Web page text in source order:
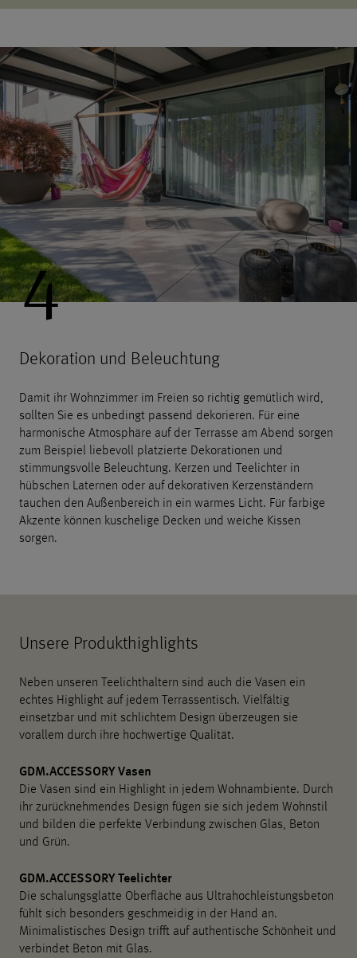
4
Dekoration und Beleuchtung
Damit ihr Wohnzimmer im Freien so richtig gemütlich wird,
sollten Sie es unbedingt passend dekorieren. Für eine
harmonische Atmosphäre auf der Terrasse am Abend sorgen
zum Beispiel liebevoll platzierte Dekorationen und
stimmungsvolle Beleuchtung. Kerzen und Teelichter in
hübschen Laternen oder auf dekorativen Kerzenständern
tauchen den Außenbereich in ein warmes Licht. Für farbige
Akzente können kuschelige Decken und weiche Kissen
sorgen.
Unsere Produkthighlights
Neben unseren Teelichthaltern sind auch die Vasen ein
echtes Highlight auf jedem Terrassentisch. Vielfältig
einsetzbar und mit schlichtem Design überzeugen sie
vorallem durch ihre hochwertige Qualität.
GDM.ACCESSORY Vasen
Die Vasen sind ein Highlight in jedem Wohnambiente. Durch
ihr zurücknehmendes Design fügen sie sich jedem Wohnstil
und bilden die perfekte Verbindung zwischen Glas, Beton
und Grün.
GDM.ACCESSORY Teelichter
Die schalungsglatte Oberfläche aus Ultrahochleistungsbeton
fühlt sich besonders geschmeidig in der Hand an.
Minimalistisches Design trifft auf authentische Schönheit und
verbindet Beton mit Glas.